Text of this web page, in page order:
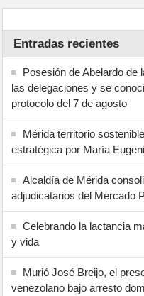
Entradas recientes
Posesión de Abelardo de
las delegaciones y se
protocolo del 7 de agosto
Mérida territorio
estratégica por María
Alcaldía de Mérida
adjudicatarios del Mercado
Celebrando la lactancia
y vida
Murió José Breijo, el
venezolano bajo arresto